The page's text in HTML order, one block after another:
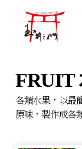
FRUIT
各類水果，以最
原味，製作成各